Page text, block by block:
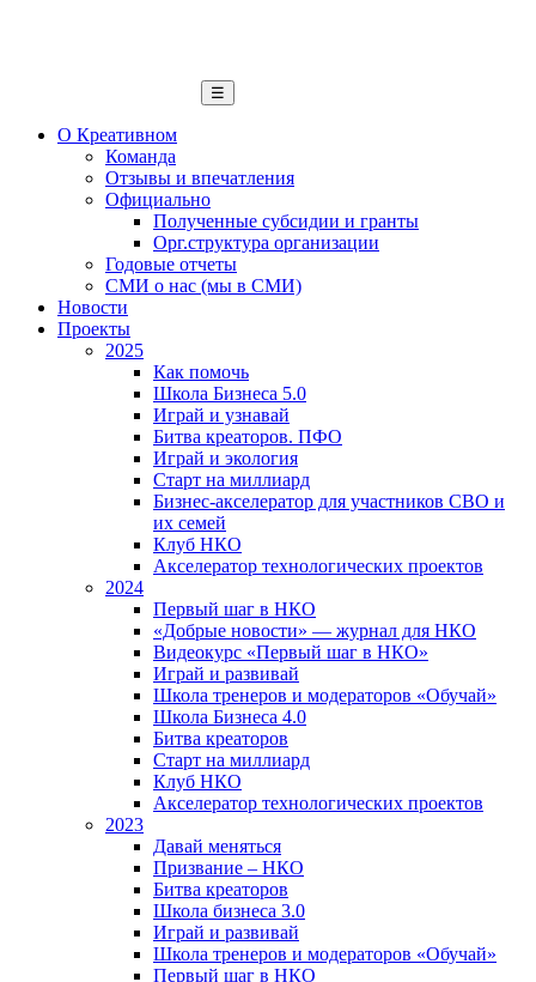
☰
О Креативном
Команда
Отзывы и впечатления
Официально
Полученные субсидии и гранты
Орг.структура организации
Годовые отчеты
СМИ о нас (мы в СМИ)
Новости
Проекты
2025
Как помочь
Школа Бизнеса 5.0
Играй и узнавай
Битва креаторов. ПФО
Играй и экология
Старт на миллиард
Бизнес-акселератор для участников СВО и
их семей
Клуб НКО
Акселератор технологических проектов
2024
Первый шаг в НКО
«Добрые новости» — журнал для НКО
Видеокурс «Первый шаг в НКО»
Играй и развивай
Школа тренеров и модераторов «Обучай»
Школа Бизнеса 4.0
Битва креаторов
Старт на миллиард
Клуб НКО
Акселератор технологических проектов
2023
Давай меняться
Призвание – НКО
Битва креаторов
Школа бизнеса 3.0
Играй и развивай
Школа тренеров и модераторов «Обучай»
Первый шаг в НКО